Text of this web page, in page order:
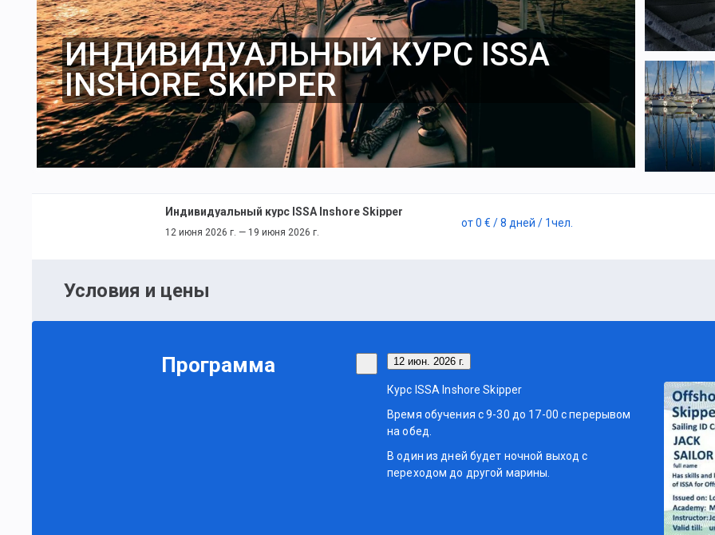
ИНДИВИДУАЛЬНЫЙ КУРС ISSA
INSHORE SKIPPER
Индивидуальный курс ISSA Inshore Skipper
12 июня 2026 г. — 19 июня 2026 г.
от0 € / 8 дней / 1чел.
Условия и цены
Программа 12 июн. 2026 г.
Курс ISSA Inshore Skipper
Время обучения с 9-30 до 17-00 с перерывом
на обед.
В один из дней будет ночной выход с
переходом до другой марины.